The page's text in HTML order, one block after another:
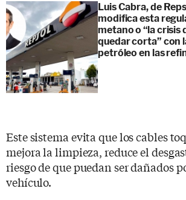
Luis Cabra, de
modifica esta
metano o “la crisis
quedar corta” con
petróleo en las
Este sistema evita que los cables
mejora la limpieza, reduce el
riesgo de que puedan ser dañados
vehículo.